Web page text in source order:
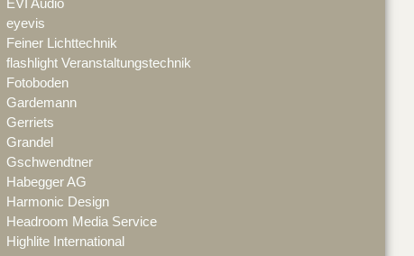
EVI Audio
eyevis
Feiner Lichttechnik
flashlight Veranstaltungstechnik
Fotoboden
Gardemann
Gerriets
Grandel
Gschwendtner
Habegger AG
Harmonic Design
Headroom Media Service
Highlite International